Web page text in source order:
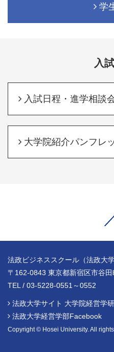
学
入
入試日程・進学相談
大学院紹介パンフレ
法政ビジネススクール（法政大
〒162-0843 東京都新宿区市谷
TEL / 03-5228-0551～0552
法政大学サイト 大学院経営学
法政大学経営学部Facebook
Copyright © Hosei University. All rights